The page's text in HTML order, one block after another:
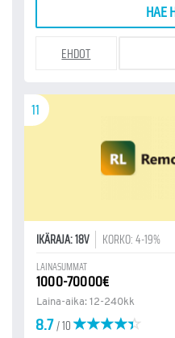
HAE
EHDOT
11
IKÄRAJA: 18V KORKO: 4-19%
LAINASUMMAT
1000-70000€
Laina-aika: 12-240kk
8.7/ 10